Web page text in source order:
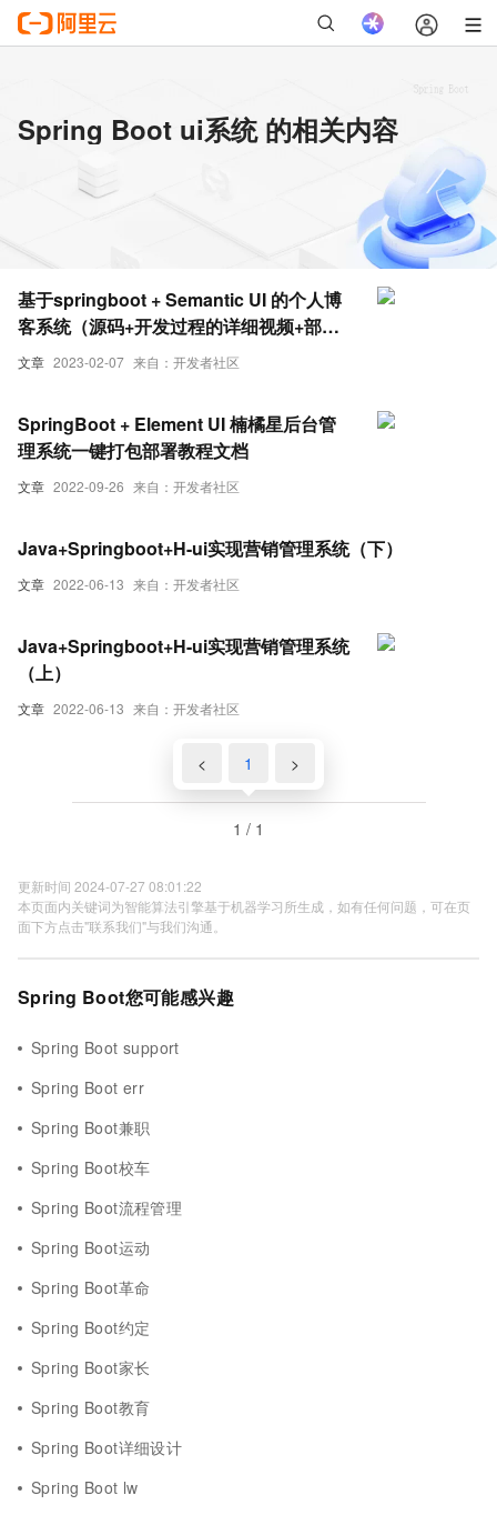
Spring Boot ui系统 的相关内容
文章 2023-02-07 来自：开发者社区
基于springboot + Semantic UI 的个人博
客系统（源码+开发过程的详细视频+部署
说明，超详细，非常推荐！！！）
文章 2022-09-26 来自：开发者社区
SpringBoot + Element UI 楠橘星后台管
理系统一键打包部署教程文档
文章 2022-06-13 来自：开发者社区
Java+Springboot+H-ui实现营销管理系统（下）
文章 2022-06-13 来自：开发者社区
Java+Springboot+H-ui实现营销管理系统
（上）
< 1 >
1 / 1
更新时间 2024-07-27 08:01:22
本页面内关键词为智能算法引擎基于机器学习所生成，如有任何问题，可在页
面下方点击"联系我们"与我们沟通。
Spring Boot您可能感兴趣
Spring Boot support
Spring Boot err
Spring Boot兼职
Spring Boot校车
Spring Boot流程管理
Spring Boot运动
Spring Boot革命
Spring Boot约定
Spring Boot家长
Spring Boot教育
Spring Boot详细设计
Spring Boot lw